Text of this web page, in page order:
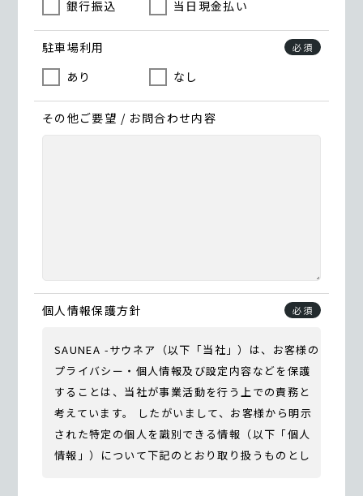
銀行振込 当日現金払い
駐車場利用 必須
あり なし
その他ご要望 / お問合わせ内容
個人情報保護方針 必須
SAUNEA -サウネア（以下「当社」）は、お客様の
プライバシー・個人情報及び設定内容などを保護
することは、当社が事業活動を行う上での責務と
考えています。 したがいまして、お客様から明示
された特定の個人を識別できる情報（以下「個人
情報」）について下記のとおり取り扱うものとし